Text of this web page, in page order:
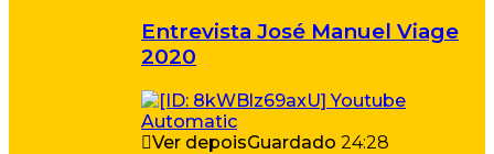
Entrevista José Manuel Viage
2020
Ver depoisGuardado 24:28